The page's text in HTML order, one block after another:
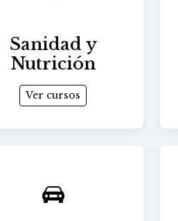
Sanidad y
Nutrición
Ver cursos